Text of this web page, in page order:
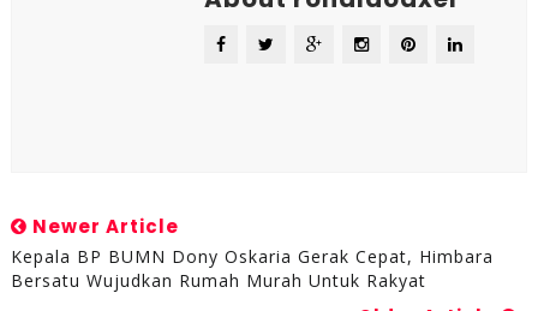
Newer Article
Kepala BP BUMN Dony Oskaria Gerak Cepat, Himbara
Bersatu Wujudkan Rumah Murah Untuk Rakyat